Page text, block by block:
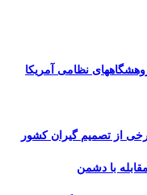
نظامی آمریکا
از تصمیم گیران کشور
با دشمن